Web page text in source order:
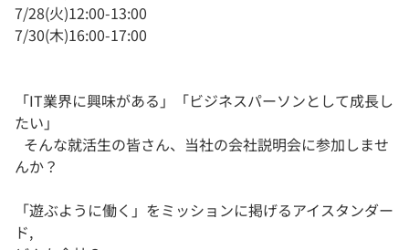
7/28(火)12:00-13:00
7/30(木)16:00-17:00
「IT業界に興味がある」「ビジネスパーソンとして成長し
たい」
そんな就活生の皆さん、当社の会社説明会に参加しませ
んか？
「遊ぶように働く」をミッションに掲げるアイスタンダー
ド,